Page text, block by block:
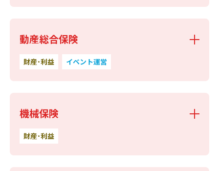
動産総合保険
財産･利益 イベント運営
機械保険
財産･利益